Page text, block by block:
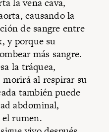
causando la
de sangre entre
y porque su
más sangre.
la tráquea,
al respirar su
también puede
abdominal,
rumen.